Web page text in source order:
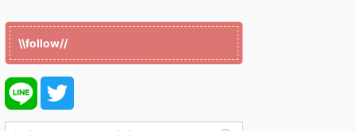
\\follow//